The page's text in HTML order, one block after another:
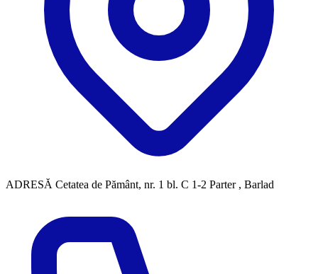
ADRESĂ Cetatea de Pământ, nr. 1 bl. C 1-2 Parter , Barlad